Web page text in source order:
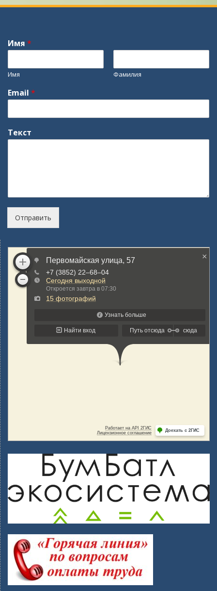
Имя *
Имя Фамилия
Email *
Текст
Отправить